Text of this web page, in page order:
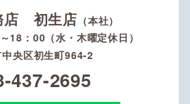
店 初生店 （本社）
18：00（水・木曜定休日）
央区初生町964-2
437-2695